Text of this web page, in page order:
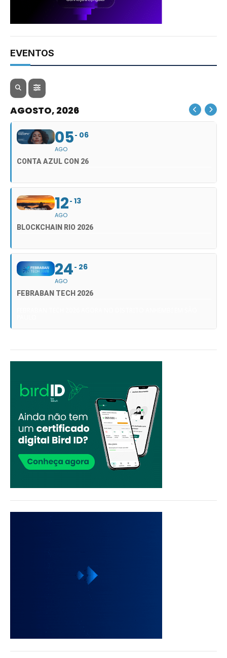
EVENTOS
AGOSTO, 2026
05
AGO
06
CONTA AZUL CON 26
12
AGO
13
BLOCKCHAIN RIO 2026
24
AGO
26
FEBRABAN TECH 2026